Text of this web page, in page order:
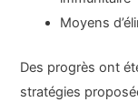
Moyens
Des progrès ont
stratégies